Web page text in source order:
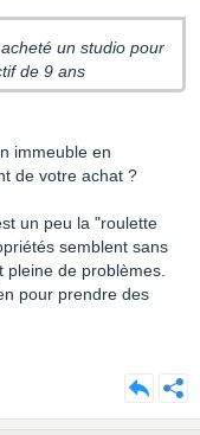
un studio pour
de 9 ans
immeuble en
de votre achat ?
un peu la "roulette
semblent sans
de problèmes.
pour prendre des